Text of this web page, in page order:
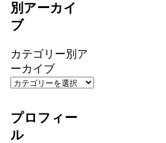
別アーカイ
ブ
カテゴリー別ア
ーカイブ
プロフィー
ル